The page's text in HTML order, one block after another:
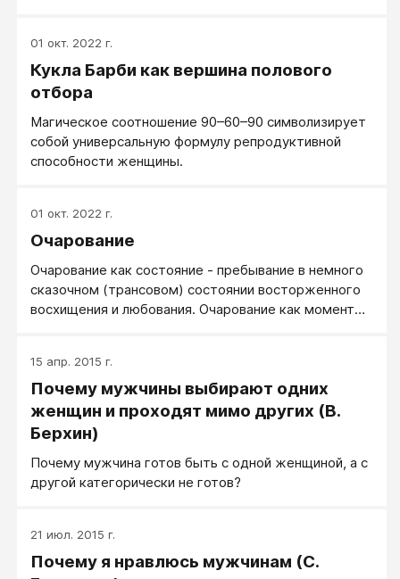
01 окт. 2022 г.
Кукла Барби как вершина полового
отбора
Магическое соотношение 90–60–90 символизирует
собой универсальную формулу репродуктивной
способности женщины.
01 окт. 2022 г.
Очарование
Очарование как состояние - пребывание в немного
сказочном (трансовом) состоянии восторженного
восхищения и любования. Очарование как момент
Как правило, очарование предполагает красоту
лица, тела и манер. При этом отмечаются
исключения, когда очарование исходит от человека,
не отличающегося красотой. Мастер очарования
делает это особым тембром голоса, плавностью
движений, управлением внимания...
15 апр. 2015 г.
Почему мужчины выбирают одних
женщин и проходят мимо других (В.
Берхин)
Почему мужчина готов быть с одной женщиной, а с
другой категорически не готов?
21 июл. 2015 г.
Почему я нравлюсь мужчинам (С.